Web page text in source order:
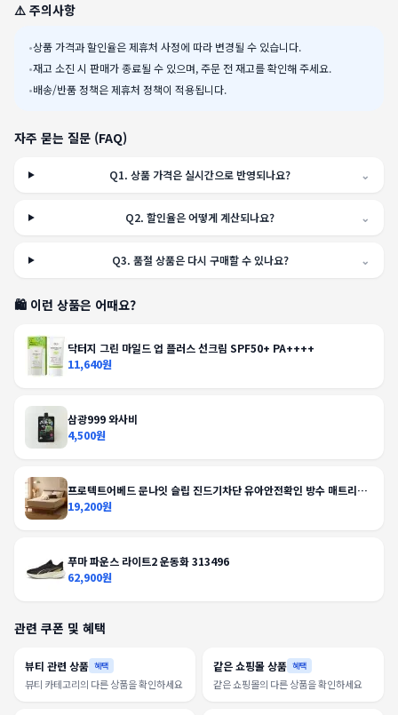
⚠️ 주의사항
•상품 가격과 할인율은 제휴처 사정에 따라 변경될 수 있습니다.
•재고 소진 시 판매가 종료될 수 있으며, 주문 전 재고를 확인해 주세요.
•배송/반품 정책은 제휴처 정책이 적용됩니다.
자주 묻는 질문 (FAQ)
Q1.상품 가격은 실시간으로 반영되나요? ⌄
Q2.할인율은 어떻게 계산되나요? ⌄
Q3. 품절 상품은 다시 구매할 수 있나요? ⌄
🛍️ 이런 상품은 어때요?
닥터지 그린 마일드 업 플러스 선크림 SPF50+ PA++++
11,640원
삼광999 와사비
4,500원
프로텍트어베드 문나잇 슬립 진드기차단 유아안전확인 방수 매트리스
커버
19,200원
푸마 파운스 라이트2 운동화 313496
62,900원
관련 쿠폰 및 혜택
뷰티 관련 상품 혜택
뷰티 카테고리의 다른 상품을 확인하세요
같은 쇼핑몰 상품 혜택
같은 쇼핑몰의 다른 상품을 확인하세요